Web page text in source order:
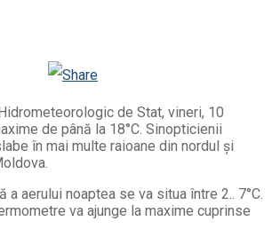
Odnoklassniki
de Stat, vineri, 10
de până la 18°C. Sinopticienii
în mai multe raioane din nordul și
a aerului noaptea se va situa între 2.. 7°C.
va ajunge la maxime cuprinse